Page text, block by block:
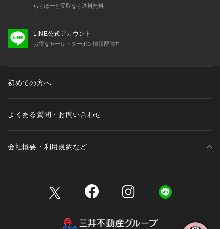
ららぽーと受取なら送料無料
LINE公式アカウント
お得なセール・クーポン情報配信中
初めての方へ
よくある質問・お問い合わせ
会社概要・利用規約など